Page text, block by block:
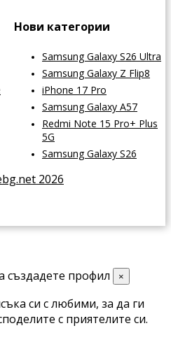
Нови категории
Samsung Galaxy S26 Ultra
Samsung Galaxy Z Flip8
iPhone 17 Pro
Samsung Galaxy A57
Redmi Note 15 Pro+ Plus
5G
Samsung Galaxy S26
2026
създадете профил ×
си с любими, за да ги
с приятелите си.